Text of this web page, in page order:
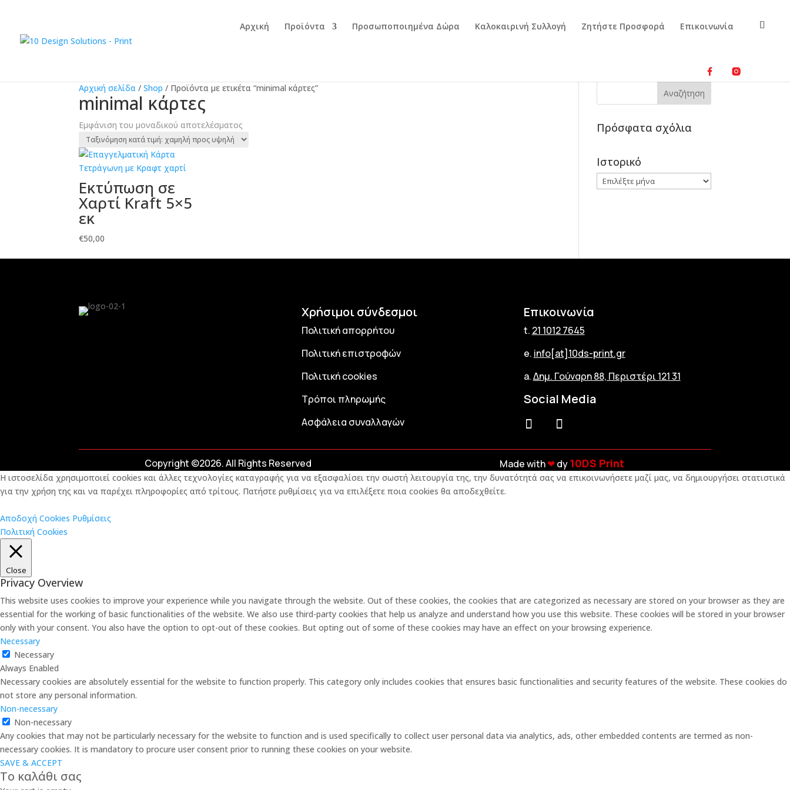
Αρχική Προϊόντα Προσωποποιημένα Δώρα Καλοκαιρινή Συλλογή Ζητήστε Προσφορά Επικοινωνία
Αρχική σελίδα /Shop / Προϊόντα με ετικέτα “minimal κάρτες”
minimal κάρτες
Εμφάνιση του μοναδικού αποτελέσματος
Εκτύπωση σε
Χαρτί Kraft 5×5
εκ
€50,00
Πρόσφατα σχόλια
Ιστορικό
Ιστορικό
Χρήσιμοι σύνδεσμοι
Πολιτική απορρήτου
Πολιτική επιστροφών
Πολιτική cookies
Τρόποι πληρωμής
Ασφάλεια συναλλαγών
Επικοινωνία
t. 21 1012 7645
e. info[at]10ds-print.gr
a.Δημ. Γούναρη 88, Περιστέρι 121 31
Social Media
Copyright ©2026. All Rights Reserved Made with❤︎dy10DS Print
Η ιστοσελίδα χρησιμοποιεί cookies και άλλες τεχνολογίες καταγραφής για να εξασφαλίσει την σωστή λειτουργία της, την δυνατότητά σας να επικοινωνήσετε μαζί μας, να δημιουργήσει στατιστικά
για την χρήση της και να παρέχει πληροφορίες από τρίτους. Πατήστε ρυθμίσεις για να επιλέξετε ποια cookies θα αποδεχθείτε.
Αποδοχή Cookies Ρυθμίσεις
Πολιτική Cookies
Close
Privacy Overview
This website uses cookies to improve your experience while you navigate through the website. Out of these cookies, the cookies that are categorized as necessary are stored on your browser as they are
essential for the working of basic functionalities of the website. We also use third-party cookies that help us analyze and understand how you use this website. These cookies will be stored in your browser
only with your consent. You also have the option to opt-out of these cookies. But opting out of some of these cookies may have an effect on your browsing experience.
Necessary
Necessary
Always Enabled
Necessary cookies are absolutely essential for the website to function properly. This category only includes cookies that ensures basic functionalities and security features of the website. These cookies do
not store any personal information.
Non-necessary
Non-necessary
Any cookies that may not be particularly necessary for the website to function and is used specifically to collect user personal data via analytics, ads, other embedded contents are termed as non-
necessary cookies. It is mandatory to procure user consent prior to running these cookies on your website.
SAVE & ACCEPT
Το καλάθι σας